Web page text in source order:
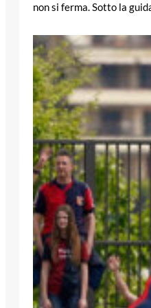
non si ferma. Sotto la